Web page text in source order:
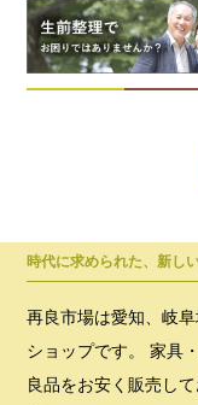
時代に求められた、新し
再良市場は愛知、岐
ショップです。 家具
良品をお安く販売し